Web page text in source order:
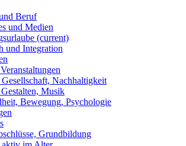
Beruf
und Medien
(current)
und Integration
Nachhaltigkeit
Musik
Bewegung, Psychologie
Grundbildung